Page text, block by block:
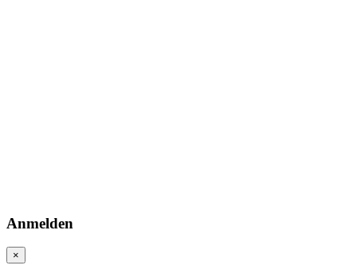
Anmelden
×